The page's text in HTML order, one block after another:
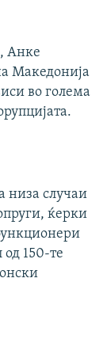
Анке
Македонија
во голема
низа случаи
ќерки
150-те